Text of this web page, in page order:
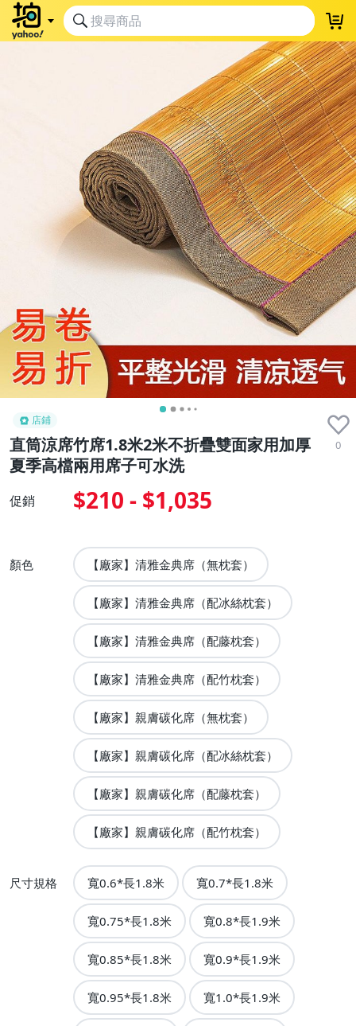
店鋪
直筒涼席竹席1.8米2米不折疊雙面家用加厚
夏季高檔兩用席子可水洗
0
促銷 $210 - $1,035
顏色 【廠家】清雅金典席（無枕套）
【廠家】清雅金典席（配冰絲枕套）
【廠家】清雅金典席（配藤枕套）
【廠家】清雅金典席（配竹枕套）
【廠家】親膚碳化席（無枕套）
【廠家】親膚碳化席（配冰絲枕套）
【廠家】親膚碳化席（配藤枕套）
【廠家】親膚碳化席（配竹枕套）
尺寸規格 寬0.6*長1.8米 寬0.7*長1.8米
寬0.75*長1.8米 寬0.8*長1.9米
寬0.85*長1.8米 寬0.9*長1.9米
寬0.95*長1.8米 寬1.0*長1.9米